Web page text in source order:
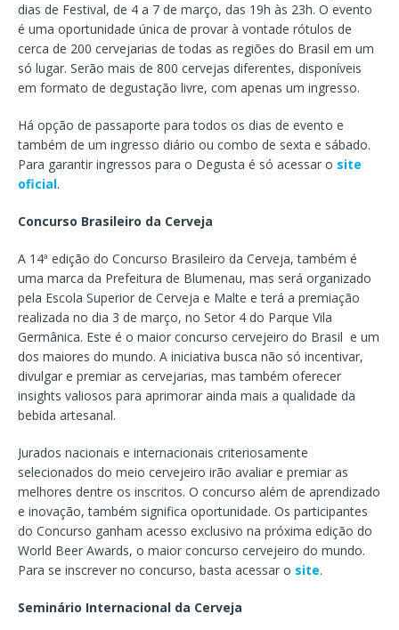
dias de Festival, de 4 a 7 de março, das 19h às 23h. O evento
é uma oportunidade única de provar à vontade rótulos de
cerca de 200 cervejarias de todas as regiões do Brasil em um
só lugar. Serão mais de 800 cervejas diferentes, disponíveis
em formato de degustação livre, com apenas um ingresso.
Há opção de passaporte para todos os dias de evento e
também de um ingresso diário ou combo de sexta e sábado.
Para garantir ingressos para o Degusta é só acessar o site
oficial.
Concurso Brasileiro da Cerveja
A 14ª edição do Concurso Brasileiro da Cerveja, também é
uma marca da Prefeitura de Blumenau, mas será organizado
pela Escola Superior de Cerveja e Malte e terá a premiação
realizada no dia 3 de março, no Setor 4 do Parque Vila
Germânica. Este é o maior concurso cervejeiro do Brasil e um
dos maiores do mundo. A iniciativa busca não só incentivar,
divulgar e premiar as cervejarias, mas também oferecer
insights valiosos para aprimorar ainda mais a qualidade da
bebida artesanal.
Jurados nacionais e internacionais criteriosamente
selecionados do meio cervejeiro irão avaliar e premiar as
melhores dentre os inscritos. O concurso além de aprendizado
e inovação, também significa oportunidade. Os participantes
do Concurso ganham acesso exclusivo na próxima edição do
World Beer Awards, o maior concurso cervejeiro do mundo.
Para se inscrever no concurso, basta acessar o site.
Seminário Internacional da Cerveja